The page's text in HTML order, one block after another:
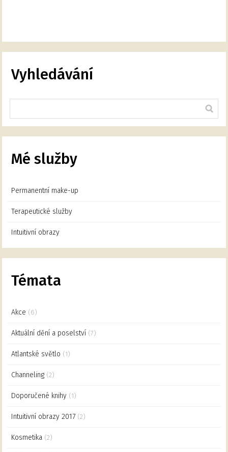
Vyhledávání
Mé služby
Permanentní make-up
Terapeutické služby
Intuitivní obrazy
Témata
Akce (6)
Aktuální dění a poselství (7)
Atlantské světlo (1)
Channeling (2)
Doporučené knihy (1)
Intuitivní obrazy 2017 (2)
Kosmetika (2)